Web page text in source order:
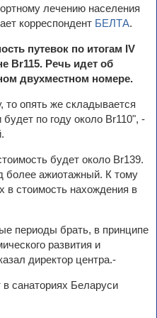
лечению населения
корреспондент БЕЛТА.
путевок по итогам IV
Br115. Речь идет об
двухместном номере.
то опять же складывается
будет по году около Br110", -
будет около Br139.
более ажиотажный. К тому
в стоимость нахождения в
периоды брать, в принципе
развития и
директор центра.-
санаториях Беларуси